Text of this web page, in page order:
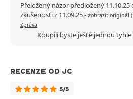
Přeložený názor předložený
zkušenosti z 11.09.25- zobrazit originál
Zpráva
Koupili byste ještě jednou
RECENZE OD JC
5/5